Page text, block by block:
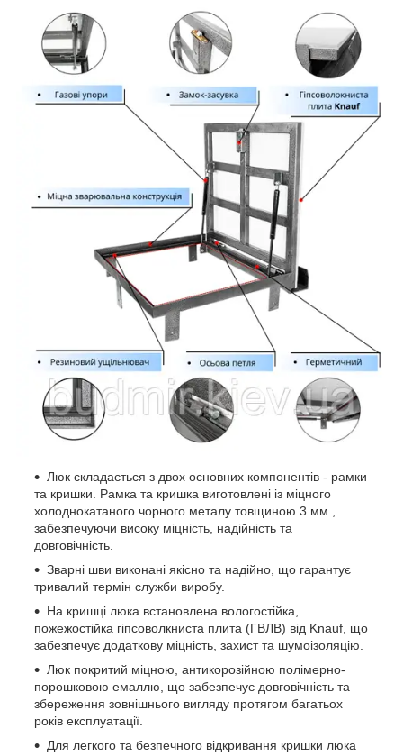
Люк складається з двох основних компонентів - рамки
та кришки. Рамка та кришка виготовлені із міцного
холоднокатаного чорного металу товщиною 3 мм.,
забезпечуючи високу міцність, надійність та
довговічність.
Зварні шви виконані якісно та надійно, що гарантує
тривалий термін служби виробу.
На кришці люка встановлена вологостійка,
пожежостійка гіпсоволкниста плита (ГВЛВ) від Knauf, що
забезпечує додаткову міцність, захист та шумоізоляцію.
Люк покритий міцною, антикорозійною полімерно-
порошковою емаллю, що забезпечує довговічність та
збереження зовнішнього вигляду протягом багатьох
років експлуатації.
Для легкого та безпечного відкривання кришки люка